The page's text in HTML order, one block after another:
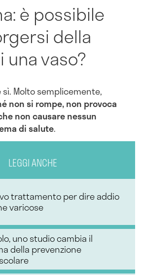
è possibile
della
vaso?
Molto semplicemente,
non si rompe, non provoca
non causare nessun
di salute.
LEGGI ANCHE
trattamento per dire addio
varicose
uno studio cambia il
della prevenzione